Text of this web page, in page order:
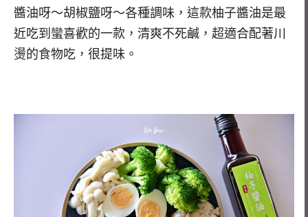
醬油呀～胡椒鹽呀～各種調味，這款柚子醬油是最
近吃到蠻喜歡的一款，清爽不死鹹，超適合配著川
燙的食物吃，很提味。